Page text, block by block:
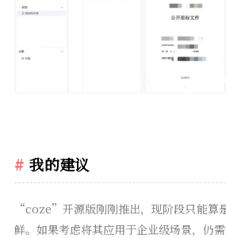
我的建议
“coze”开源版刚刚推出，现阶段只能算
鲜。如果考虑将其应用于企业级场景，仍需